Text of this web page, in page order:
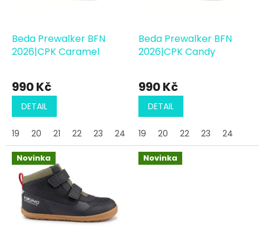
d
u
Beda Prewalker BFN
2026|CPK Caramel
990 Kč
DETAIL
19 20 21 22 23 24
Beda Prewalker BFN
2026|CPK Candy
990 Kč
DETAIL
19 20 22 23 24
Novinka Novinka